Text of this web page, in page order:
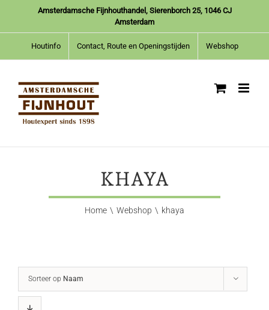
inhoud
Amsterdamsche Fijnhouthandel, Sierenborch 25, 1046 CJ
Amsterdam
Houtinfo Contact, Route en Openingstijden Webshop
KHAYA
Home Webshop khaya
Sorteer op Naam